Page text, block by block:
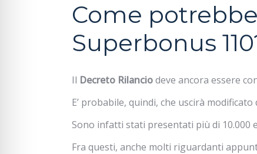
Come
Superbonus
Il Decreto Rilanciodeve ancora essere
E’ probabile, quindi, che uscirà
Sono infatti stati presentati più di 10.000
Fra questi, anche molti riguardanti